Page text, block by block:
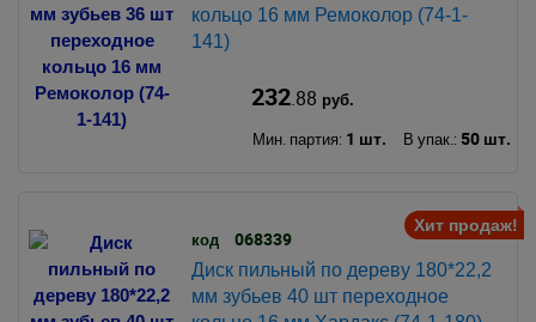
кольцо 16 мм Ремоколор (74-1-
141)
232.88 руб.
Мин. партия: 1 шт. В упак.: 50 шт.
Хит продаж!
код 068339
Диск пильный по дереву 180*22,2
мм зубьев 40 шт переходное